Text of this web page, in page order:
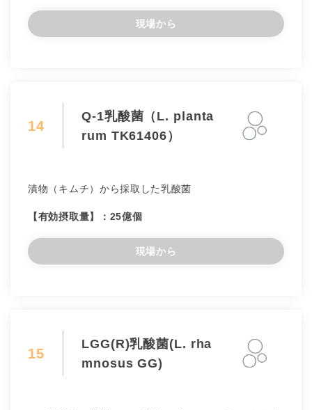
現場から
14
Q-1乳酸菌（L. planta
rum TK61406）
漬物（キムチ）から採取した乳酸菌
【有効摂取量】：25億個
現場から
15
LGG(R)乳酸菌(L. rha
mnosus GG)